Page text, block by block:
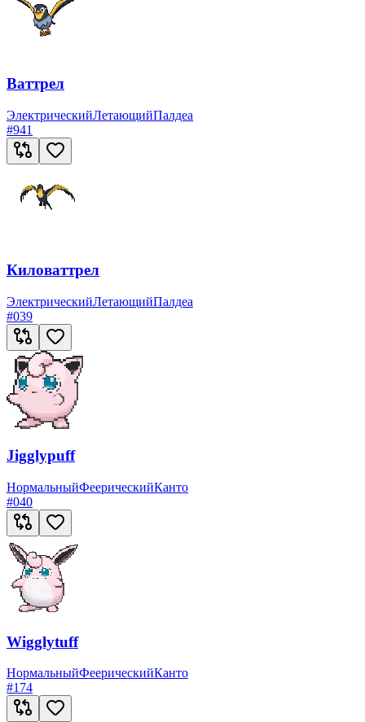
Ваттрел
ЭлектрическийЛетающийПалдеа
#941
Киловаттрел
ЭлектрическийЛетающийПалдеа
#039
Jigglypuff
НормальныйФеерическийКанто
#040
Wigglytuff
НормальныйФеерическийКанто
#174